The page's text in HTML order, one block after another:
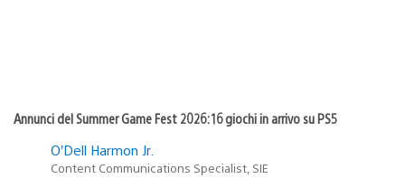
Annunci del Summer Game Fest 2026: 16 giochi in arrivo su PS5
O’Dell Harmon Jr.
Content Communications Specialist, SIE